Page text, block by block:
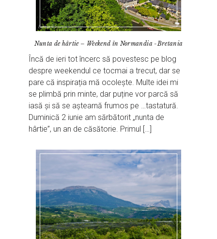
Nunta de hârtie – Weekend în Normandia -Bretania
Încă de ieri tot încerc să povestesc pe blog
despre weekendul ce tocmai a trecut, dar se
pare că inspirația mă ocolește. Multe idei mi
se plimbă prin minte, dar puține vor parcă să
iasă și să se aștearnă frumos pe …tastatură.
Duminică 2 iunie am sărbătorit „nunta de
hârtie”, un an de căsătorie. Primul […]